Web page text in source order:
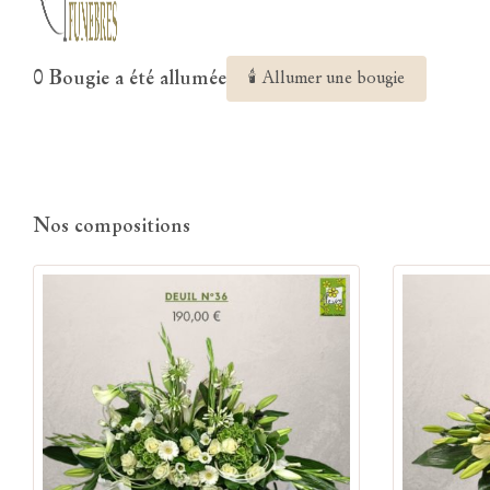
0 Bougie a été allumée 🕯 Allumer une bougie
Nos compositions